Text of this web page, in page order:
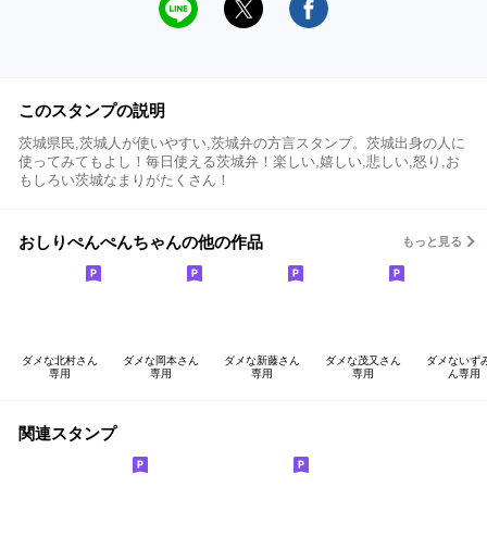
このスタンプの説明
茨城県民,茨城人が使いやすい,茨城弁の方言スタンプ。茨城出身の人に
使ってみてもよし！毎日使える茨城弁！楽しい,嬉しい,悲しい,怒り,お
もしろい茨城なまりがたくさん！
おしりぺんぺんちゃんの他の作品 もっと見る
ダメな北村さん
専用
ダメな岡本さん
専用
ダメな新藤さん
専用
ダメな茂又さん
専用
ダメないず
ん専用
関連スタンプ